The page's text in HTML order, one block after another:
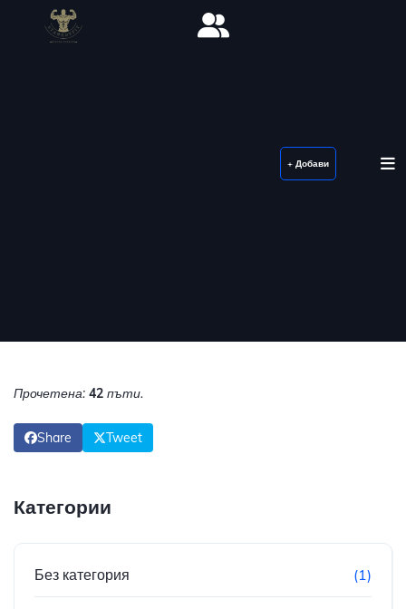
+ Добави
Прочетена: 42 пъти.
Share Tweet
Категории
Без категория (1)